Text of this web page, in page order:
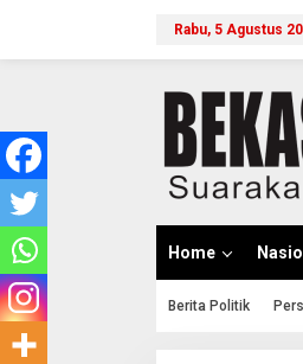
Rabu, 5 Agustus
Home
Berita Politik